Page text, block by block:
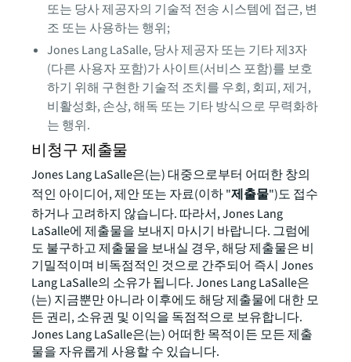
또는 당사 제공자의 기술적 전송 시스템에 접근, 변
조 또는 사용하는 행위;
Jones Lang LaSalle, 당사 제공자 또는 기타 제3자
(다른 사용자 포함)가 사이트(서비스 포함)를 보호
하기 위해 구현한 기술적 조치를 우회, 회피, 제거,
비활성화, 손상, 해독 또는 기타 방식으로 무력화하
는 행위.
비청구 제출물
Jones Lang LaSalle은(는) 대중으로부터 어떠한 창의
적인 아이디어, 제안 또는 자료(이하 "제출물")도 접수
하거나 고려하지 않습니다. 따라서, Jones Lang
LaSalle에 제출물을 보내지 마시기 바랍니다. 그럼에
도 불구하고 제출물을 보내실 경우, 해당 제출물은 비
기밀적이며 비독점적인 것으로 간주되어 즉시 Jones
Lang LaSalle의 소유가 됩니다. Jones Lang LaSalle은
(는) 지금뿐만 아니라 이후에도 해당 제출물에 대한 모
든 권리, 소유권 및 이익을 독점적으로 보유합니다.
Jones Lang LaSalle은(는) 어떠한 목적이든 모든 제출
물을 자유롭게 사용할 수 있습니다.